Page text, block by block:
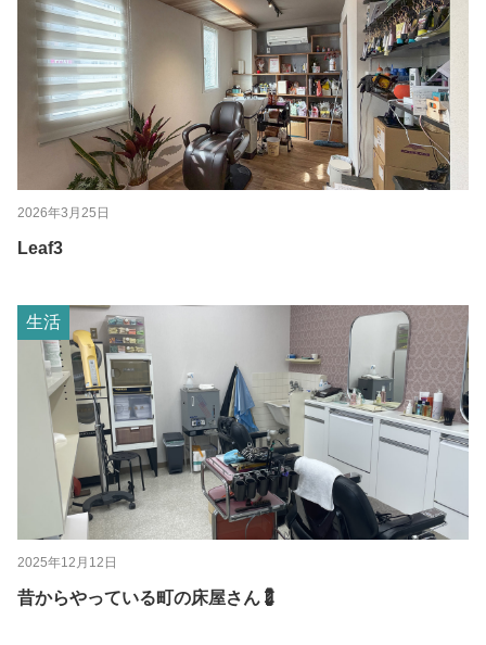
2026年3月25日
Leaf3
生活
2025年12月12日
昔からやっている町の床屋さん💈